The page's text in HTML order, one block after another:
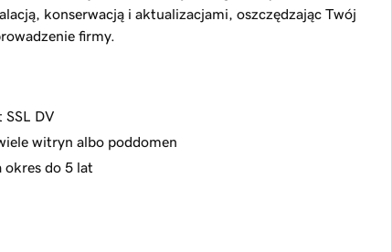
konserwacją i aktualizacjami, oszczędzając Twój
firmy.
DV
witryn albo poddomen
okres do 5 lat